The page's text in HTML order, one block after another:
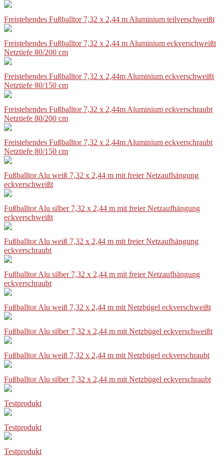
Freistehendes Fußballtor 7,32 x 2,44 m Aluminium teilverschweißt
Freistehendes Fußballtor 7,32 x 2,44 m Aluminium eckverschweißt
Netztiefe 80/200 cm
Freistehendes Fußballtor 7,32 x 2,44m Aluminium eckverschweißt
Netztiefe 80/150 cm
Freistehendes Fußballtor 7,32 x 2,44m Aluminium eckverschraubt
Netztiefe 80/200 cm
Freistehendes Fußballtor 7,32 x 2,44m Aluminium eckverschraubt
Netztiefe 80/150 cm
Fußballtor Alu weiß 7,32 x 2,44 m mit freier Netzaufhängung
eckverschweißt
Fußballtor Alu silber 7,32 x 2,44 m mit freier Netzaufhängung
eckverschweißt
Fußballtor Alu weiß 7,32 x 2,44 m mit freier Netzaufhängung
eckverschraubt
Fußballtor Alu silber 7,32 x 2,44 m mit freier Netzaufhängung
eckverschraubt
Fußballtor Alu weiß 7,32 x 2,44 m mit Netzbügel eckverschweißt
Fußballtor Alu silber 7,32 x 2,44 m mit Netzbügel eckverschweißt
Fußballtor Alu weiß 7,32 x 2,44 m mit Netzbügel eckverschraubt
Fußballtor Alu silber 7,32 x 2,44 m mit Netzbügel eckverschraubt
Testprodukt
Testprodukt
Testprodukt